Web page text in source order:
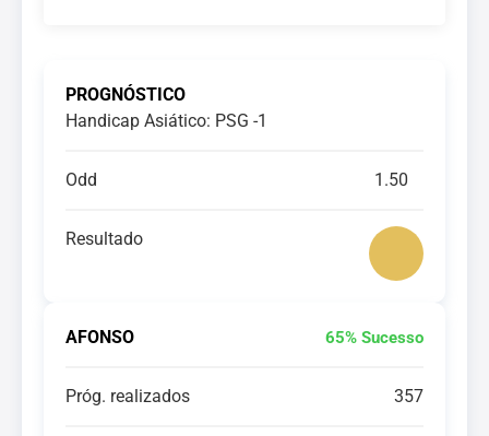
PROGNÓSTICO
Handicap Asiático: PSG -1
Odd 1.50
Resultado
AFONSO 65% Sucesso
Próg. realizados 357